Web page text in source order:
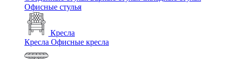
Офисные стулья
Кресла
Кресла Офисные кресла